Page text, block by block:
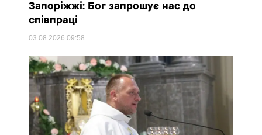
Запоріжжі: Бог запрошує нас до
співпраці
03.08.202609:58